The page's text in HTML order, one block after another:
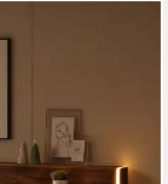
160x200